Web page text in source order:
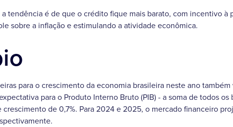
tendência é de que o crédito fique mais barato, com incentivo à
sobre a inflação e estimulando a atividade econômica.
para o crescimento da economia brasileira neste ano também
para o Produto Interno Bruto (PIB) - a soma de todos os
de 0,7%. Para 2024 e 2025, o mercado financeiro